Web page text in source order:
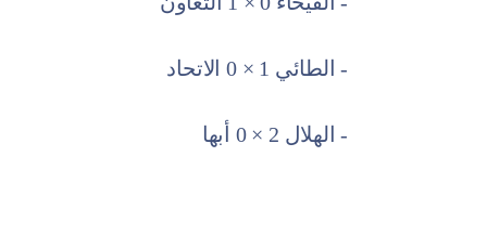
- الطائي 1 × 0 الاتحاد
- الهلال 2 × 0 أبها